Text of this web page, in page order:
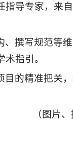
导专家，来
撰写规范等
指引。
的精准把关
（图片